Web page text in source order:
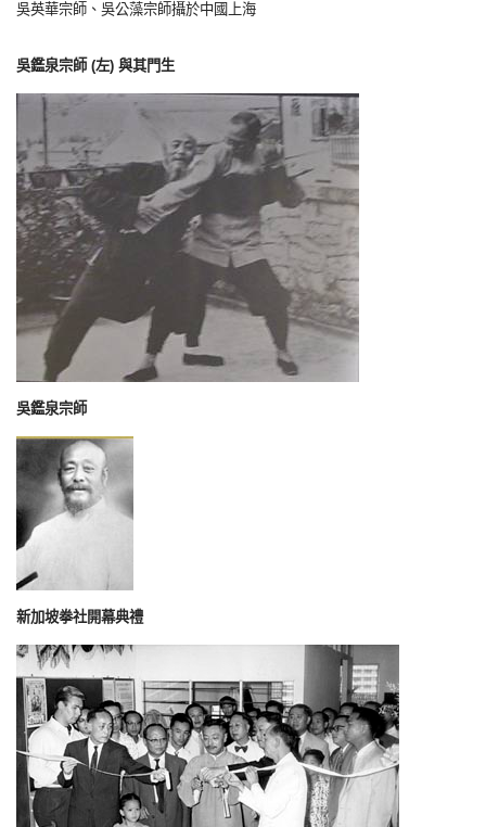
吳英華宗師、吳公藻宗師攝於中國上海
吳鑑泉宗師 (左) 與其門生
吳鑑泉宗師
新加坡拳社開幕典禮